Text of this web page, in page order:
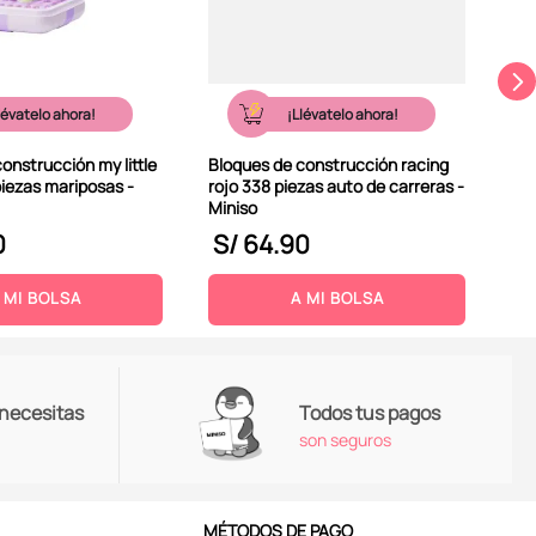
ahora!
my little
mariposas -
MI BOLSA
¡Llévatelo ahora!
Bloques de construcción racing
rojo 338 piezas auto de carreras -
Miniso
S/64.90
A MI BOLSA
Todos tus pagos
son seguros
MÉTODOS DE PAGO